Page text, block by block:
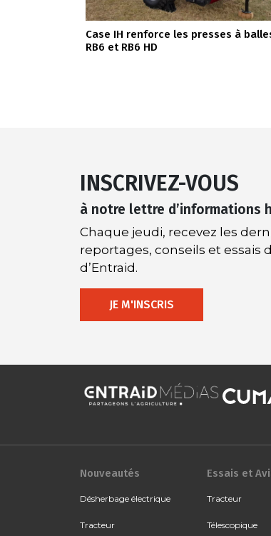
Case IH renforce les presses à
RB6 et RB6 HD
INSCRIVEZ-VOUS
à notre lettre d’informations
Chaque jeudi, recevez les
reportages, conseils et essais
d’Entraid.
JE M'INSCRIS
Nouveautés
Désherbage électrique
Tracteur
Essais et
Tracteur
Télescopique